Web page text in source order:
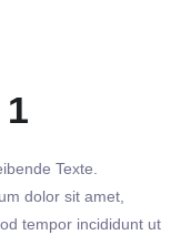
Texte.
dolor sit amet,
tempor incididunt ut